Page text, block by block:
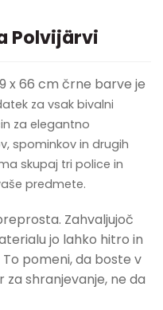
Polvijärvi
x 66 cm črne barve je
za vsak bivalni
za elegantno
spominkov in drugih
skupaj tri police in
predmete.
Zahvaljujoč
jo lahko hitro in
pomeni, da boste v
shranjevanje, ne da